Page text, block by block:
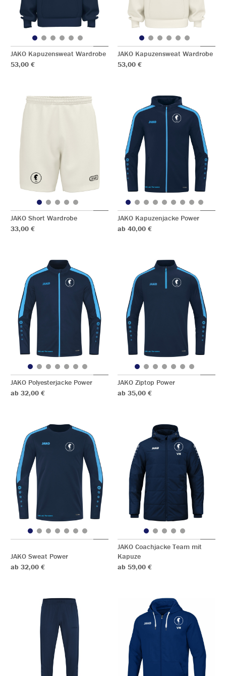
JAKO Kapuzensweat Wardrobe
53,00 €
JAKO Kapuzensweat Wardrobe
53,00 €
JAKO Short Wardrobe
33,00 €
JAKO Kapuzenjacke Power
ab 40,00 €
JAKO Polyesterjacke Power
ab 32,00 €
JAKO Ziptop Power
ab 35,00 €
JAKO Sweat Power
ab 32,00 €
JAKO Coachjacke Team mit
Kapuze
ab 59,00 €